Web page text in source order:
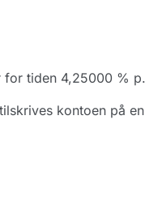
for tiden 4,25000 %
kontoen på